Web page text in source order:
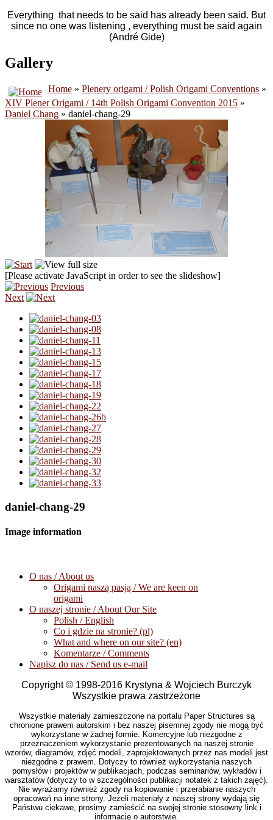
Everything that needs to be said has already been said. But
since no one was listening , everything must be said again
(André Gide)
Gallery
Home » Plenery origami / Polish Origami Conventions »
XIV Plener Origami / 14th Polish Origami Convention 2015 »
Daniel Chang » daniel-chang-29
[Please activate JavaScript in order to see the slideshow]
Previous
Next
daniel-chang-29
Image information
O nas / About us
Origami naszą pasją / We are keen on
origami
O naszej stronie / About Our Site
Polish / English
Co i gdzie na stronie? (pl)
What and where on our site? (en)
Komentarze / Comments
Napisz do nas / Send us e-mail
Copyright © 1998-2016 Krystyna & Wojciech Burczyk
Wszystkie prawa zastrzeżone
Wszystkie materiały zamieszczone na portalu Paper Structures są
chronione prawem autorskim i bez naszej pisemnej zgody nie mogą być
wykorzystane w żadnej formie. Komercyjne lub niezgodne z
przeznaczeniem wykorzystanie prezentowanych na naszej stronie
wzorów, diagramów, zdjęć modeli, zaprojektowanych przez nas modeli jest
niezgodne z prawem. Dotyczy to również wykorzystania naszych
pomysłów i projektów w publikacjach, podczas seminariów, wykładów i
warsztatów (dotyczy to w szczególności publikacji notatek z takich zajęć).
Nie wyrażamy również zgody na kopiowanie i przerabianie naszych
opracowań na inne strony. Jeżeli materiały z naszej strony wydają się
Państwu ciekawe, prosimy zamieścić na swojej stronie stosowny link i
informację o autorstwie.